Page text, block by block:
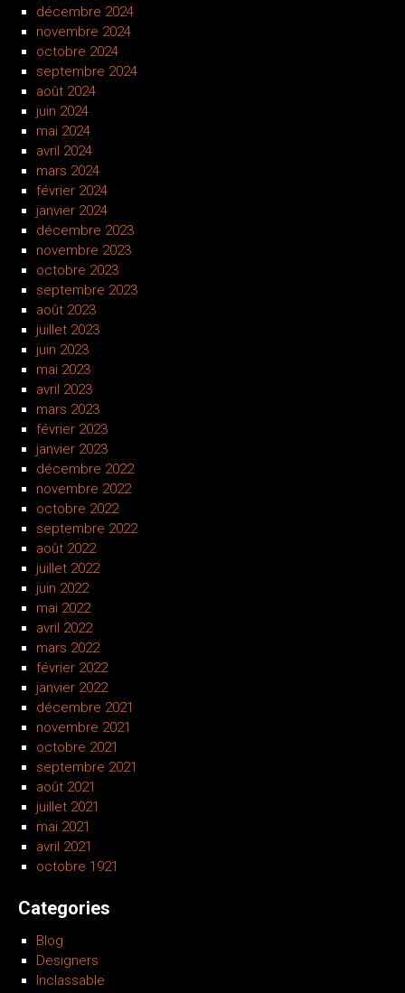
décembre 2024
novembre 2024
octobre 2024
septembre 2024
août 2024
juin 2024
mai 2024
avril 2024
mars 2024
février 2024
janvier 2024
décembre 2023
novembre 2023
octobre 2023
septembre 2023
août 2023
juillet 2023
juin 2023
mai 2023
avril 2023
mars 2023
février 2023
janvier 2023
décembre 2022
novembre 2022
octobre 2022
septembre 2022
août 2022
juillet 2022
juin 2022
mai 2022
avril 2022
mars 2022
février 2022
janvier 2022
décembre 2021
novembre 2021
octobre 2021
septembre 2021
août 2021
juillet 2021
mai 2021
avril 2021
octobre 1921
Categories
Blog
Designers
Inclassable